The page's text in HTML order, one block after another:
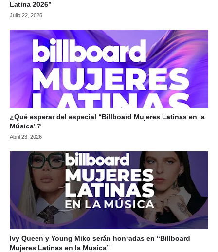
Latina 2026”
Julio 22, 2026
¿Qué esperar del especial “Billboard Mujeres Latinas en la
Música”?
Abril 23, 2026
Ivy Queen y Young Miko serán honradas en “Billboard
Mujeres Latinas en la Música”